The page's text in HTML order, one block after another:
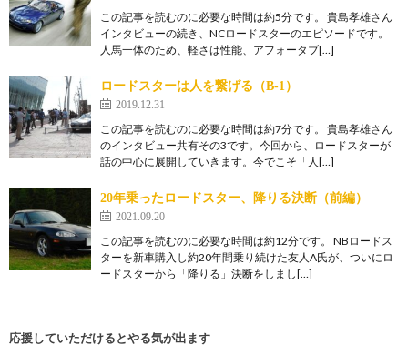
この記事を読むのに必要な時間は約5分です。 貴島孝雄さん
インタビューの続き、NCロードスターのエピソードです。
人馬一体のため、軽さは性能、アフォータブ[…]
ロードスターは人を繋げる（B-1）
2019.12.31
この記事を読むのに必要な時間は約7分です。 貴島孝雄さん
のインタビュー共有その3です。今回から、ロードスターが
話の中心に展開していきます。今でこそ「人[…]
20年乗ったロードスター、降りる決断（前編）
2021.09.20
この記事を読むのに必要な時間は約12分です。 NBロードス
ターを新車購入し約20年間乗り続けた友人A氏が、ついにロ
ードスターから「降りる」決断をしまし[…]
応援していただけるとやる気が出ます